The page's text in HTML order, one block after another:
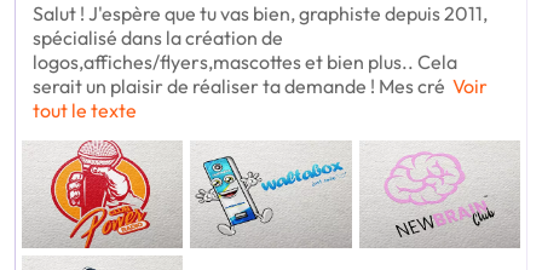
Salut ! J'espère que tu vas bien, graphiste depuis 2011,
spécialisé dans la création de
logos,affiches/flyers,mascottes et bien plus.. Cela
serait un plaisir de réaliser ta demande ! Mes cré Voir
tout le texte